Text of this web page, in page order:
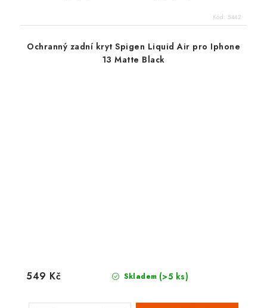
Kód: 5442
Ochranný zadní kryt Spigen Liquid Air pro Iphone
13 Matte Black
Skladem (>5 ks)
549 Kč